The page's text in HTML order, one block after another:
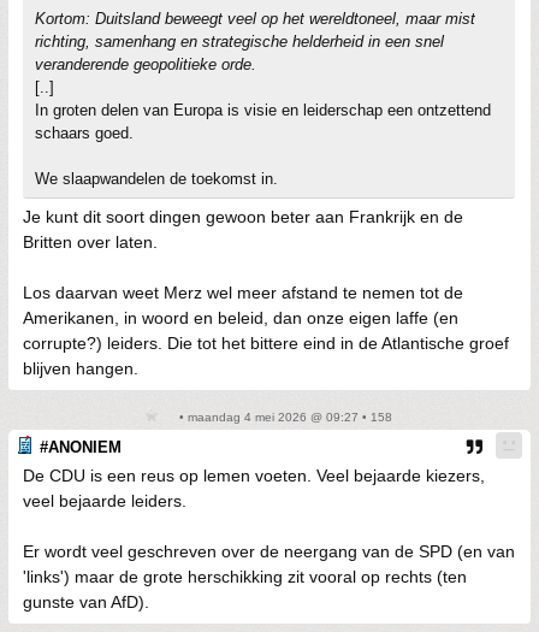
Kortom: Duitsland beweegt veel op het wereldtoneel, maar mist
richting, samenhang en strategische helderheid in een snel
veranderende geopolitieke orde.
[..]
In groten delen van Europa is visie en leiderschap een ontzettend
schaars goed.
We slaapwandelen de toekomst in.
Je kunt dit soort dingen gewoon beter aan Frankrijk en de
Britten over laten.
Los daarvan weet Merz wel meer afstand te nemen tot de
Amerikanen, in woord en beleid, dan onze eigen laffe (en
corrupte?) leiders. Die tot het bittere eind in de Atlantische groef
blijven hangen.
• maandag 4 mei 2026 @ 09:27 • 158
#ANONIEM
De CDU is een reus op lemen voeten. Veel bejaarde kiezers,
veel bejaarde leiders.
Er wordt veel geschreven over de neergang van de SPD (en van
'links') maar de grote herschikking zit vooral op rechts (ten
gunste van AfD).